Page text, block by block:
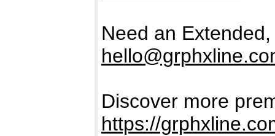
Need an
Discover more
https://